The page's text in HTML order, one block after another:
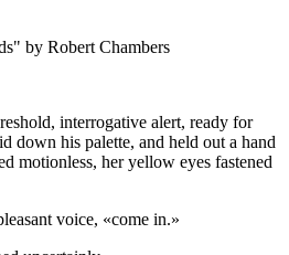
by Robert Chambers
interrogative alert, ready for
down his palette, and held out a hand
motionless, her yellow eyes fastened
voice, «come in.»